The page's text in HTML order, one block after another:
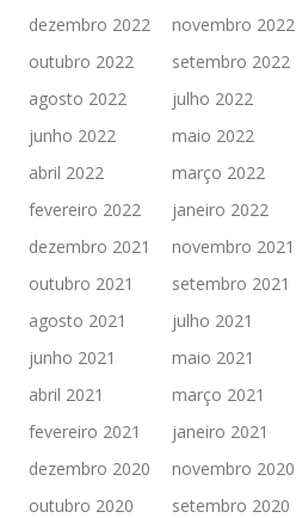
dezembro 2022
novembro 2022
outubro 2022
setembro 2022
agosto 2022
julho 2022
junho 2022
maio 2022
abril 2022
março 2022
fevereiro 2022
janeiro 2022
dezembro 2021
novembro 2021
outubro 2021
setembro 2021
agosto 2021
julho 2021
junho 2021
maio 2021
abril 2021
março 2021
fevereiro 2021
janeiro 2021
dezembro 2020
novembro 2020
outubro 2020
setembro 2020